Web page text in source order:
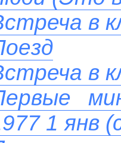
в
в
1 янв